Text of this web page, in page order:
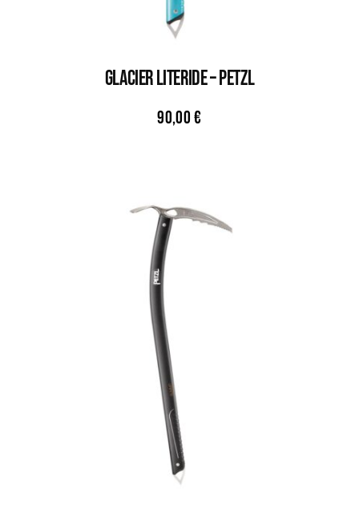
GLACIER LITERIDE – PETZL
90,00€